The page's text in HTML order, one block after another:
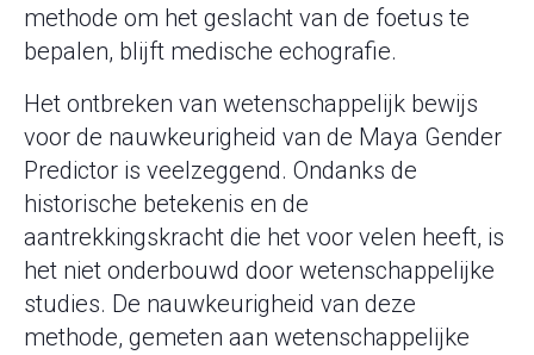
methode om het geslacht van de foetus te
bepalen, blijft medische echografie.
Het ontbreken van wetenschappelijk bewijs
voor de nauwkeurigheid van de Maya Gender
Predictor is veelzeggend. Ondanks de
historische betekenis en de
aantrekkingskracht die het voor velen heeft, is
het niet onderbouwd door wetenschappelijke
studies. De nauwkeurigheid van deze
methode, gemeten aan wetenschappelijke